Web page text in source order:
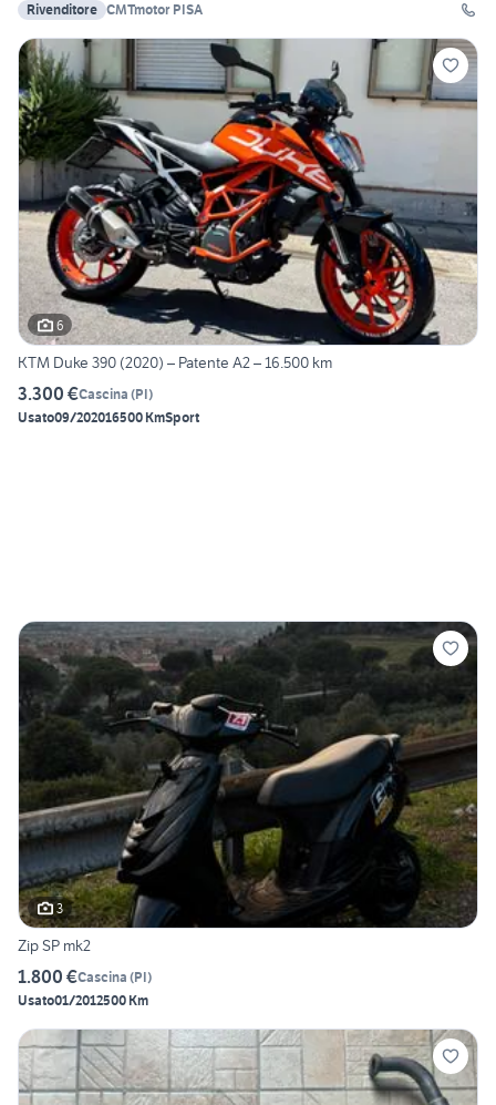
Rivenditore CMTmotor PISA
6
KTM Duke 390 (2020) – Patente A2 – 16.500 km
3.300 €Cascina (PI)
Usato09/202016500 KmSport
3
Zip SP mk2
1.800 €Cascina (PI)
Usato01/2012500 Km